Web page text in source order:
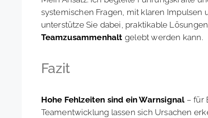
systemischen Fragen, mit klaren Impulsen
unterstütze Sie dabei, praktikable
Teamzusammenhalt gelebt werden kann.
Fazit
Hohe Fehlzeiten sind ein Warnsignal– für
Teamentwicklung lassen sich Ursachen